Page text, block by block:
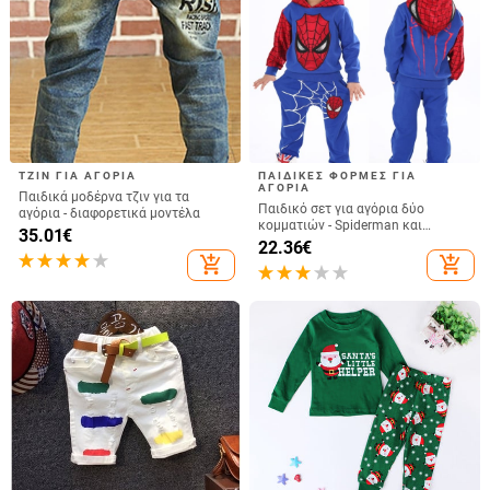
ΤΖΙΝ ΓΙΑ ΑΓΌΡΙΑ
Παιδικά μοδέρνα τζιν για τα
αγόρια - διαφορετικά μοντέλα
35.01€
add_shopping_cart
ΠΑΙΔΙΚΕΣ ΦΟΡΜΕΣ ΓΙΑ
ΑΓΟΡΙΑ
Παιδικό σετ για αγόρια δύο
κομματιών - Spiderman και
Superman
22.36€
add_shopping_cart